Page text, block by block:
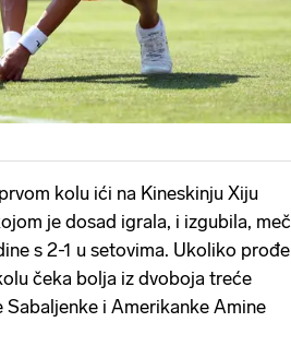
kolu ići na Kineskinju Xiju
je dosad igrala, i izgubila, meč
s 2-1 u setovima. Ukoliko prođe
čeka bolja iz dvoboja treće
i Amerikanke Amine